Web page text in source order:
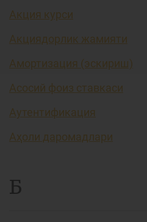
Акция курси
Акциядорлик жамияти
Амортизация (эскириш)
Асосий фоиз ставкаси
Аутентификация
Аҳоли даромадлари
Б